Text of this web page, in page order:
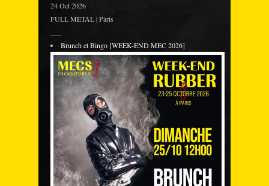
24 Oct 2026
FULL METAL | Paris
Brunch et Bingo [WEEK-END MEC 2026]